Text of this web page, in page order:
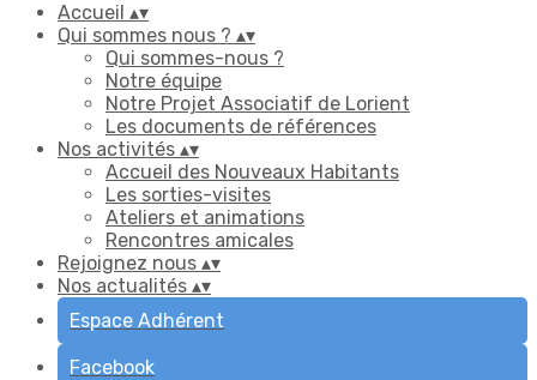
Accueil ▴▾
Qui sommes nous ? ▴▾
Qui sommes-nous ?
Notre équipe
Notre Projet Associatif de Lorient
Les documents de références
Nos activités ▴▾
Accueil des Nouveaux Habitants
Les sorties-visites
Ateliers et animations
Rencontres amicales
Rejoignez nous ▴▾
Nos actualités ▴▾
Espace Adhérent
Facebook